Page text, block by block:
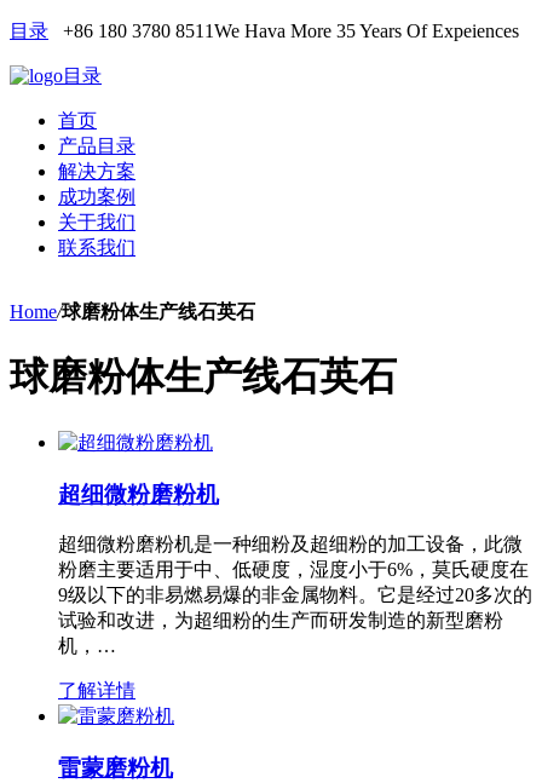
目录 +86 180 3780 8511We Hava More 35 Years Of Expeiences
目录
首页
产品目录
解决方案
成功案例
关于我们
联系我们
Home/球磨粉体生产线石英石
球磨粉体生产线石英石
超细微粉磨粉机
超细微粉磨粉机是一种细粉及超细粉的加工设备，此微
粉磨主要适用于中、低硬度，湿度小于6%，莫氏硬度在
9级以下的非易燃易爆的非金属物料。它是经过20多次的
试验和改进，为超细粉的生产而研发制造的新型磨粉
机，…
了解详情
雷蒙磨粉机